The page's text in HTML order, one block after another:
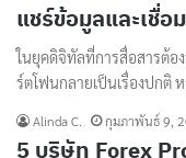
แชร์ข้อมูลและเชื่อ
ในยุคดิจิทัลที่การสื่อสารต้อ
ร์ตโฟนกลายเป็นเรื่องปกติ
Alinda C. กุมภาพันธ์ 9,
5 บริษัท Forex